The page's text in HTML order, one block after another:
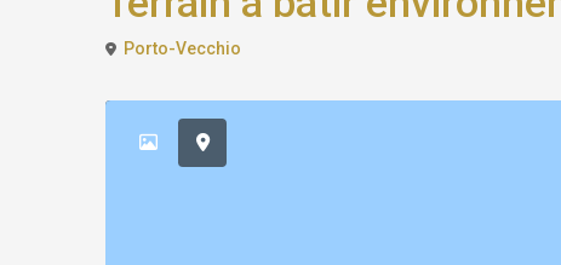
Porto-Vecchio